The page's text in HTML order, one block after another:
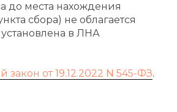
до места нахождения
сбора) не облагается
в ЛНА
от 19.12.2022 N 545-ФЗ.